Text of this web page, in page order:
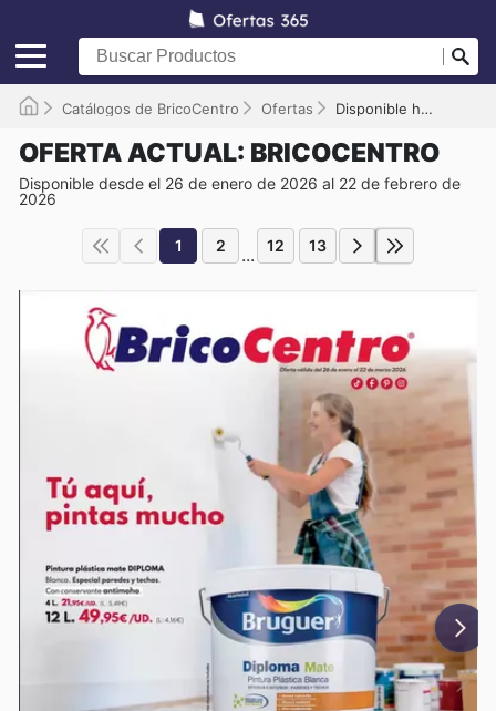
Catálogos de BricoCentro Ofertas Disponible hasta el 22/02/2026
OFERTA ACTUAL: BRICOCENTRO
Disponible desde el 26 de enero de 2026 al 22 de febrero de
2026
1 2 ... 12 13